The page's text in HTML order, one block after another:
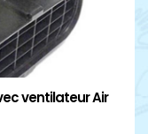
ventilateur Air